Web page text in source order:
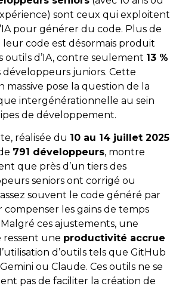
sont ceux qui exploitent
pour générer du code. Plus de
leur code est désormais produit
outils d’IA, contre seulement 13 %
développeurs juniors. Cette
massive pose la question de la
intergénérationnelle au sein
de développement.
réalisée du 10 au 14 juillet 2025
791 développeurs, montre
que près d’un tiers des
seniors ont corrigé ou
souvent le code généré par
compenser les gains de temps
Malgré ces ajustements, une
ressent une productivité accrue
d’outils tels que GitHub
ou Claude. Ces outils ne se
pas de faciliter la création de